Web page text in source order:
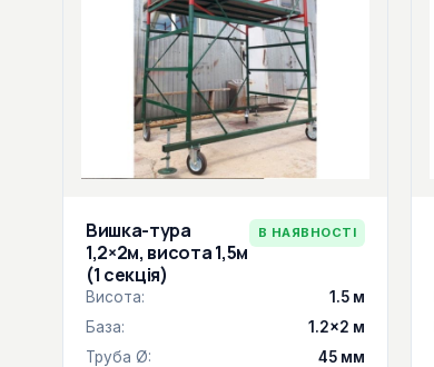
Вишка-тура
1,2×2м, висота 1,5м
(1 секція)
В НАЯВНОСТІ
Висота:
1.5 м
База:
1.2×2 м
Труба Ø:
45 мм